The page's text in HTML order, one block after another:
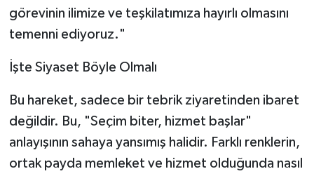
görevinin ilimize ve teşkilatımıza hayırlı olmasını
temenni ediyoruz."
​İşte Siyaset Böyle Olmalı
​Bu hareket, sadece bir tebrik ziyaretinden ibaret
değildir. Bu, "Seçim biter, hizmet başlar"
anlayışının sahaya yansımış halidir. Farklı renklerin,
ortak payda memleket ve hizmet olduğunda nasıl